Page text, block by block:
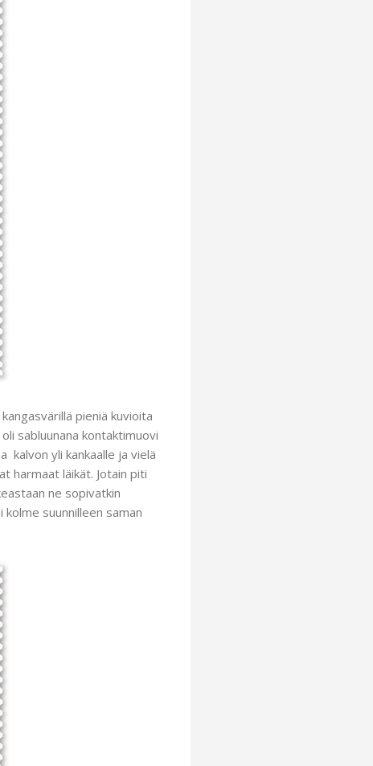
pieniä kuvioita
sabluunana kontaktimuovi
kalvon yli kankaalle ja vielä
harmaat läikät. Jotain piti
ne sopivatkin
suunnilleen saman